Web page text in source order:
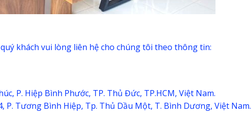
khách vui lòng liên hệ cho chúng tôi theo thông tin:
P. Hiệp Bình Phước, TP. Thủ Đức, TP.HCM, Việt Nam.
P. Tương Bình Hiệp, Tp. Thủ Dầu Một, T. Bình Dương, Việt Nam.